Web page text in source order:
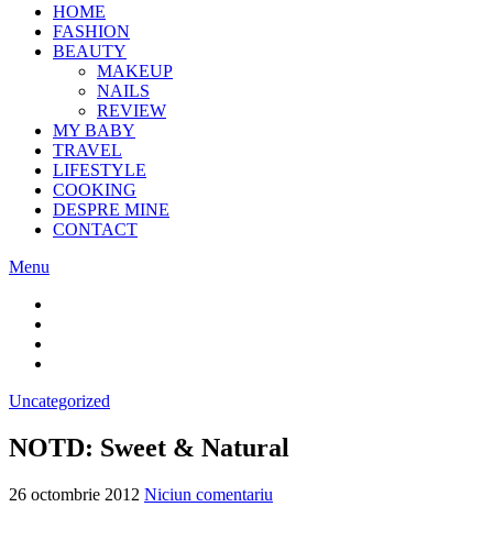
HOME
FASHION
BEAUTY
MAKEUP
NAILS
REVIEW
MY BABY
TRAVEL
LIFESTYLE
COOKING
DESPRE MINE
CONTACT
Menu
Uncategorized
NOTD: Sweet & Natural
26 octombrie 2012 Niciun comentariu